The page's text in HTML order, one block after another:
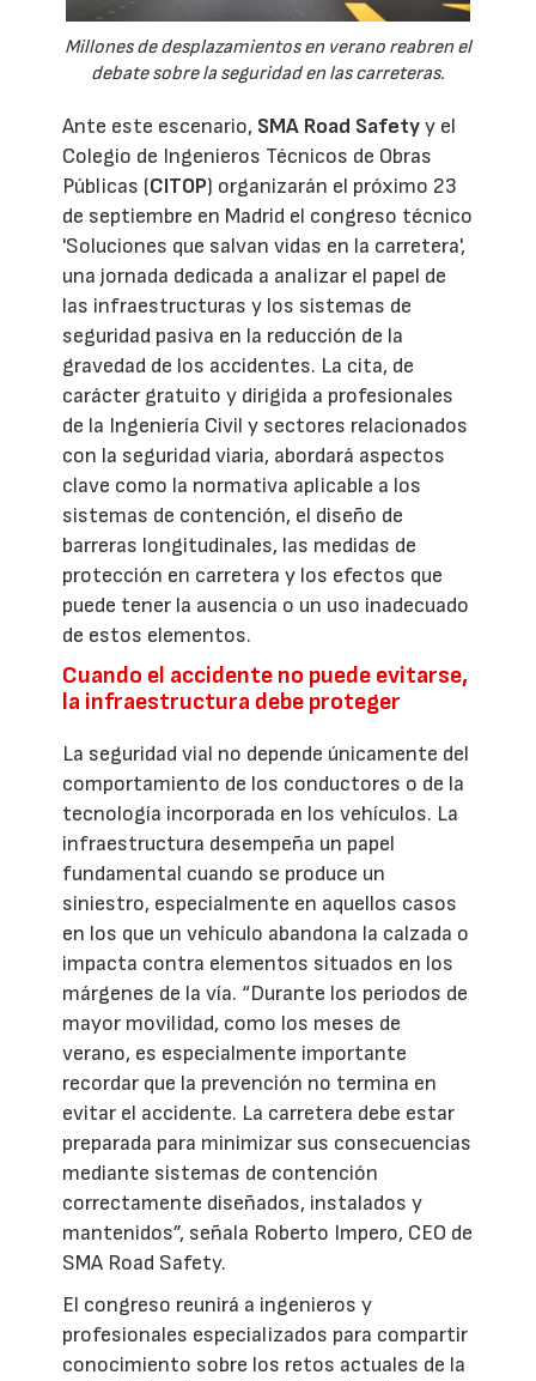
Millones de desplazamientos en verano reabren el
debate sobre la seguridad en las carreteras.
Ante este escenario, SMA Road Safetyy el
Colegio de Ingenieros Técnicos de Obras
Públicas (CITOP) organizarán el próximo 23
de septiembre en Madrid el congreso técnico
'Soluciones que salvan vidas en la carretera',
una jornada dedicada a analizar el papel de
las infraestructuras y los sistemas de
seguridad pasiva en la reducción de la
gravedad de los accidentes. La cita, de
carácter gratuito y dirigida a profesionales
de la Ingeniería Civil y sectores relacionados
con la seguridad viaria, abordará aspectos
clave como la normativa aplicable a los
sistemas de contención, el diseño de
barreras longitudinales, las medidas de
protección en carretera y los efectos que
puede tener la ausencia o un uso inadecuado
de estos elementos.
Cuando el accidente no puede evitarse,
la infraestructura debe proteger
La seguridad vial no depende únicamente del
comportamiento de los conductores o de la
tecnología incorporada en los vehículos. La
infraestructura desempeña un papel
fundamental cuando se produce un
siniestro, especialmente en aquellos casos
en los que un vehículo abandona la calzada o
impacta contra elementos situados en los
márgenes de la vía. “Durante los periodos de
mayor movilidad, como los meses de
verano, es especialmente importante
recordar que la prevención no termina en
evitar el accidente. La carretera debe estar
preparada para minimizar sus consecuencias
mediante sistemas de contención
correctamente diseñados, instalados y
mantenidos”, señala Roberto Impero, CEO de
SMA Road Safety.
El congreso reunirá a ingenieros y
profesionales especializados para compartir
conocimiento sobre los retos actuales de la